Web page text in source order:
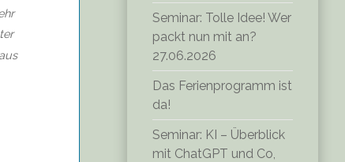
Seminar: Tolle Idee! Wer
packt nun mit an?
27.06.2026
Das Ferienprogramm ist
da!
Seminar: KI – Überblick
mit ChatGPT und Co,